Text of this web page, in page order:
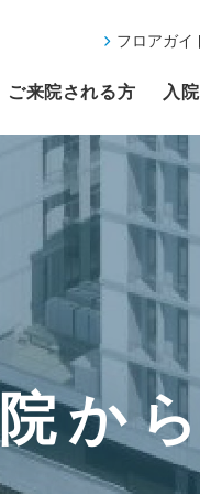
フロアガイ
ご来院される方 入
か